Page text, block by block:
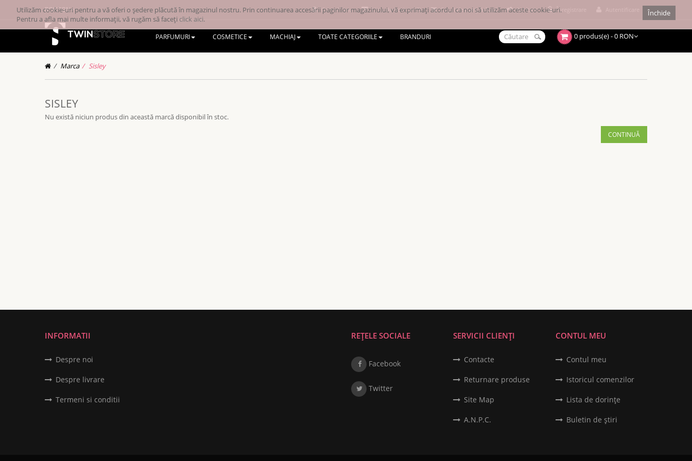
RONRON Înregistrare
Contul meu Lista de dorințe (0) Coșul de cumpărături Achitare
PARFUMURI COSMETICE MACHIAJ TOATE CATEGORIILE BRANDURI 0 produs(e) - 0 RON
Marca Sisley
SISLEY
Nu există niciun produs din această marcă disponibil în stoc.
CONTINUĂ
INFORMATII
Despre noi
Despre livrare
Termeni si conditii
REȚELE SOCIALE
Facebook
Twitter
SERVICII CLIENȚI
Contacte
Returnare produse
Site Map
A.N.P.C.
CONTUL MEU
Contul meu
Istoricul comenzilor
Lista de dorințe
Buletin de știri
Închide
Utilizăm cookie-uri pentru a vă oferi o ședere plăcută în magazinul nostru. Prin continuarea accesării paginilor magazinului, vă exprimați acordul ca noi să utilizăm aceste cookie-uri.
Pentru a afla mai multe informații, vă rugăm să faceți click aici.